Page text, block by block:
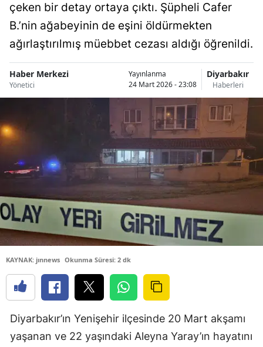
çeken bir detay ortaya çıktı. Şüpheli Cafer
B.’nin ağabeyinin de eşini öldürmekten
ağırlaştırılmış müebbet cezası aldığı öğrenildi.
Haber Merkezi
Yönetici
Yayınlanma
24 Mart 2026 - 23:08
Diyarbakır
Haberleri
KAYNAK: jınnews Okunma Süresi: 2 dk
Diyarbakır’ın Yenişehir ilçesinde 20 Mart akşamı
yaşanan ve 22 yaşındaki Aleyna Yaray’ın hayatını